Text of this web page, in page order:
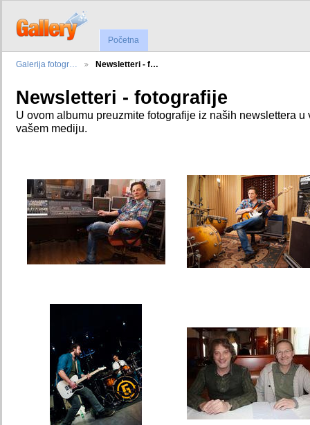
Početna
Galerija fotogr… Newsletteri - f…
Newsletteri - fotografije
U ovom albumu preuzmite fotografije iz naših newslettera
vašem mediju.